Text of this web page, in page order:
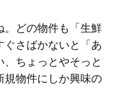
。どの物件も「生鮮
さばかないと「あ
ちょっとやそっと
物件にしか興味の